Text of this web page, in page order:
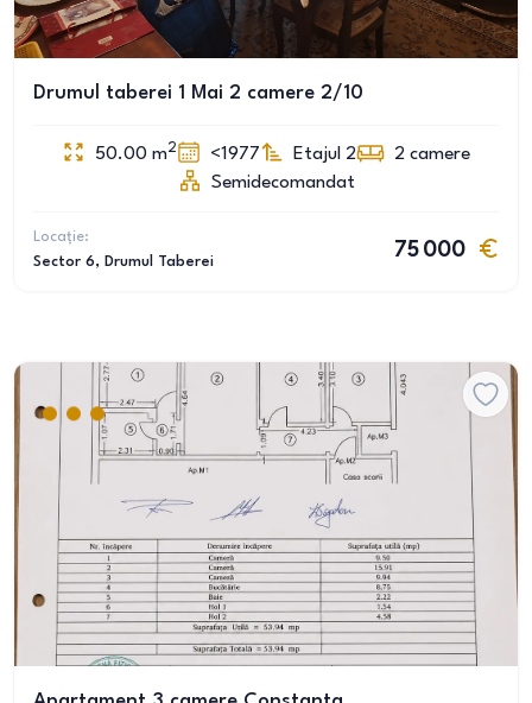
Drumul taberei 1 Mai 2 camere 2/10
50.00 m2 <1977 Etajul 2 2 camere
Semidecomandat
Locație:
Sector 6, Drumul Taberei
75 000